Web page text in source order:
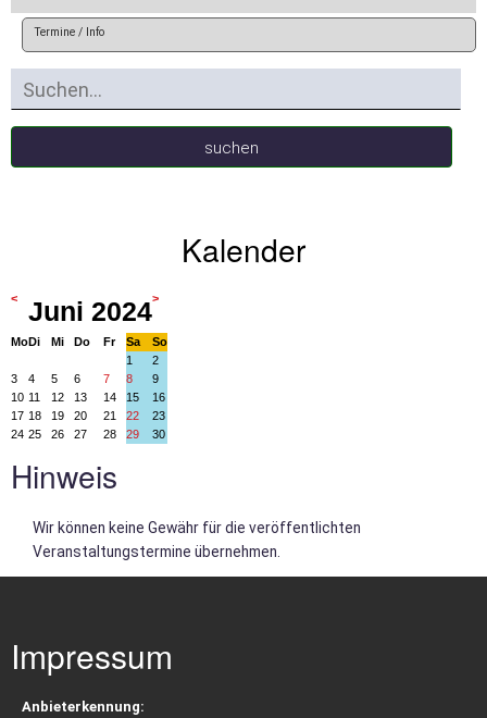
Vereine
News
Gesucht
wird...
Zuschüsse
Archiv
Termine / Info
suchen
Kalender
< Juni 2024>
MoDi Mi Do Fr Sa
So
1
2
3
4 5 6 7 8
9
10 11 12 13 14 15
16
17 18 19 20 21 22
23
24 25 26 27 28 29 30
Hinweis
Wir können keine Gewähr für die veröffentlichten
Veranstaltungstermine übernehmen.
Impressum
Anbieterkennung: